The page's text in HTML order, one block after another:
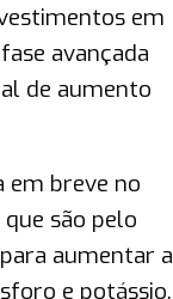
em
avançada
de aumento
em breve no
são pelo
aumentar a
e potássio.